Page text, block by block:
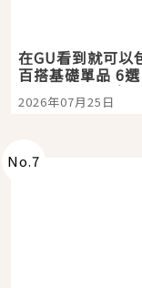
在GU看到就可以
百搭基礎單品 6
眼全收也不心疼
2026年07月25日
No.7